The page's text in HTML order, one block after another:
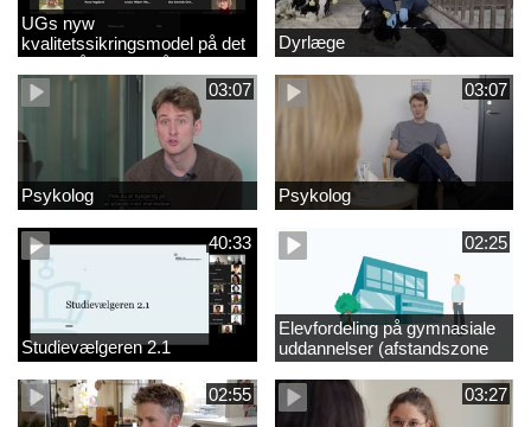
UGs nyw
kvalitetssikringsmodel på det
videregående område
Dyrlæge
03:07
Psykolog
03:07
Psykolog
40:33
Studievælgeren 2.1
02:25
Elevfordeling på gymnasiale
uddannelser (afstandszone
redigeret)
02:55
03:27